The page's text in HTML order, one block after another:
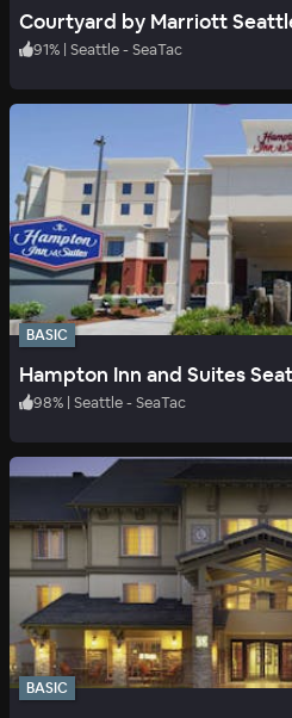
Courtyard by Marriott
91% | Seattle - SeaTac
BASIC
Hampton Inn and Suites
98% | Seattle - SeaTac
BASIC